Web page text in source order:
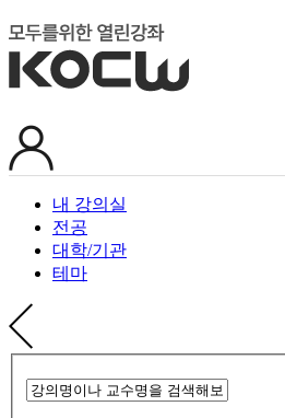
내 강의실
전공
대학/기관
테마